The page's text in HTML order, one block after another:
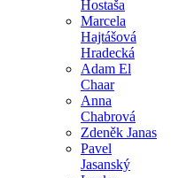
Hostaša
Marcela
Hajtášová
Hradecká
Adam El
Chaar
Anna
Chabrová
Zdeněk Janas
Pavel
Jasanský